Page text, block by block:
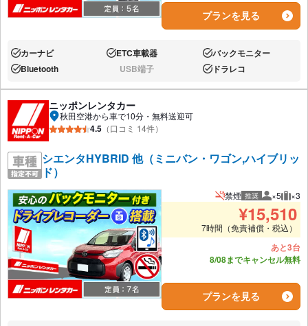
プランを見る
あり:カーナビ あり:ETC車載器 あり:バックモニター
あり:Bluetooth なし:USB端子 あり:ドラレコ
ニッポンレンタカー
秋田空港から車で10分・無料送迎可
4.5 （口コミ 14件）
シエンタHYBRID 他（ミニバン・ワゴン,ハイブリッ
ド）
禁煙 推奨 推奨人数
×5 推
×3
¥15,510
7時間（免責補償・税込）
あと3台
8/08までキャンセル無料
プランを見る